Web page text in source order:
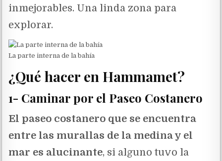
inmejorables. Una linda zona para
explorar.
La parte interna de la bahía
¿Qué hacer en Hammamet?
1- Caminar por el Paseo Costanero
El paseo costanero que se encuentra
entre las murallas de la medina y el
mar es alucinante, si alguno tuvo la